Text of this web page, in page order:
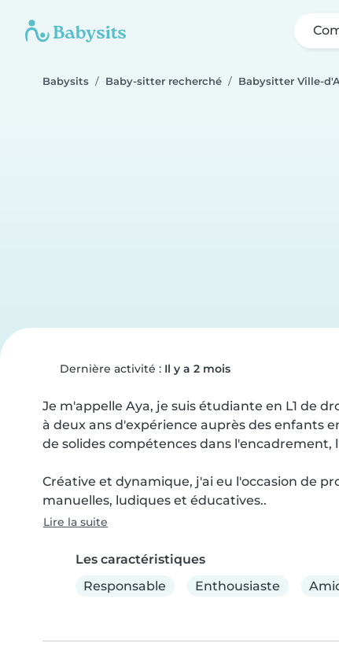
Babysits Baby-sitter recherché Babysitter Ville-
Dernière activité : Il y a 2 mois
Je m'appelle Aya, je suis étudiante en L1 de
à deux ans d'expérience auprès des enfants
de solides compétences dans
Créative et dynamique, j'ai eu l'occasion de
manuelles, ludiques et éducatives..
Lire la suite
Les caractéristiques
Responsable
Enthousiaste